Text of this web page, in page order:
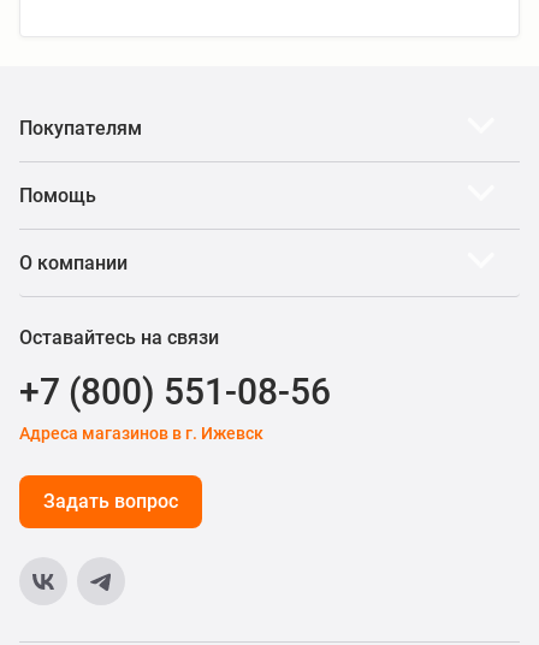
Покупателям
Помощь
О компании
Оставайтесь на связи
+7 (800) 551-08-56
Адреса магазинов в г. Ижевск
Задать вопрос